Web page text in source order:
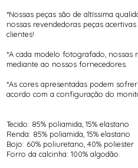
*Nossas peças são de altíssima
nossas revendedoras peças
clientes!
*A cada modelo fotografado, nossas
mediante ao nossos fornecedores.
*As cores apresentadas podem
acordo com a configuração do
Tecido: 85% poliamida, 15% elastano
Renda: 85% poliamida, 15% elastano
Bojo: 60% poliuretano, 40% poliester
Forro da calcinha: 100% algodão.